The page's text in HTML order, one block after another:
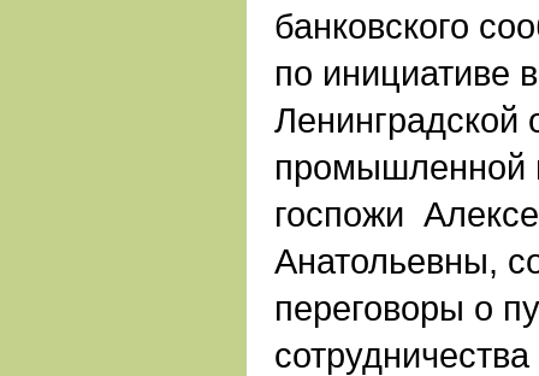
банковского
по инициативе
Ленинградской
госпожи
Анатольевны,
переговоры о